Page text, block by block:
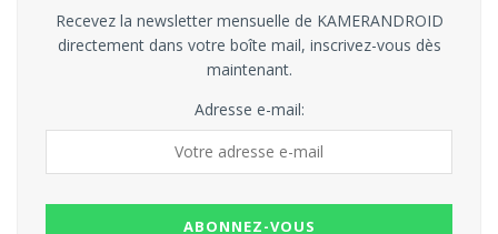
Recevez la newsletter mensuelle de KAMERANDROID
directement dans votre boîte mail, inscrivez-vous dès
maintenant.
Adresse e-mail: